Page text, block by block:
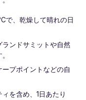
で、乾燥して晴れの日
ンドサミットや自然
プポイントなどの自
を含め、1日あたり